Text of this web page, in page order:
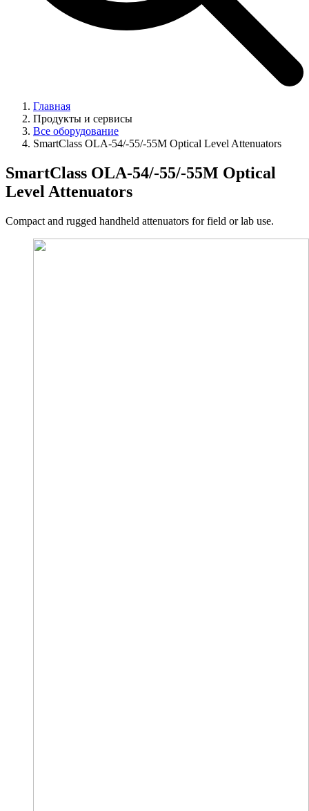
Главная
Продукты и сервисы
Все оборудование
SmartClass OLA-54/-55/-55M Optical Level Attenuators
SmartClass OLA-54/-55/-55M Optical
Level Attenuators
Compact and rugged handheld attenuators for field or lab use.